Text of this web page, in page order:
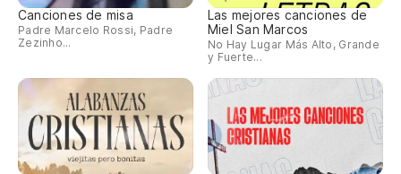
Canciones de misa
Padre Marcelo Rossi, Padre
Zezinho...
Las mejores canciones de
Miel San Marcos
No Hay Lugar Más Alto, Grande
y Fuerte...